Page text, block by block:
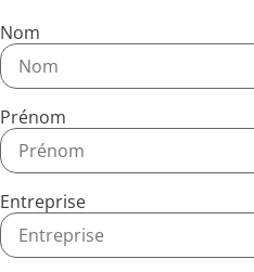
Nom
Prénom
Entreprise